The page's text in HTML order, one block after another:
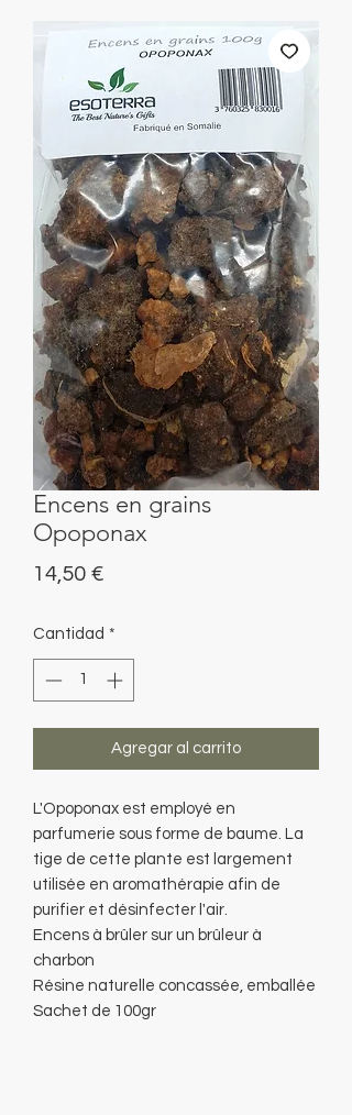
Encens en grains
Opoponax
14,50 €Precio
Cantidad *
Agregar al carrito
L'Opoponax est employé en
parfumerie sous forme de baume. La
tige de cette plante est largement
utilisée en aromathérapie afin de
purifier et désinfecter l'air.
Encens à brûler sur un brûleur à
charbon
Résine naturelle concassée, emballée
Sachet de 100gr